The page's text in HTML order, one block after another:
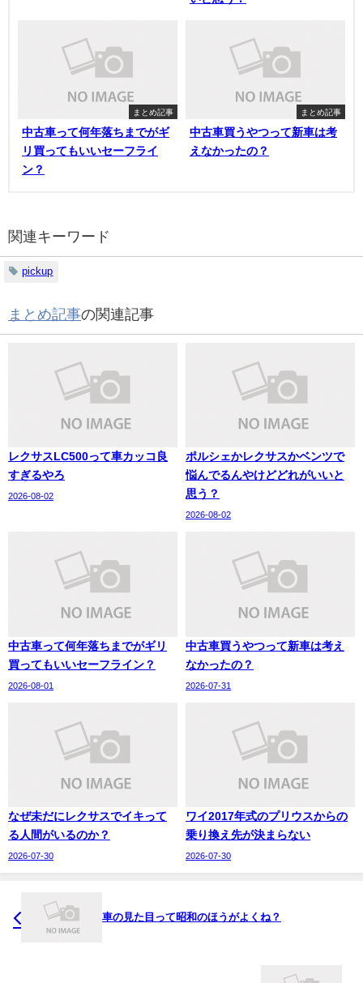
まとめ記事
中古車って何年落ちまでがギ
リ買ってもいいセーフライ
ン？
まとめ記事
中古車買うやつって新車は考
えなかったの？
関連キーワード
pickup
まとめ記事の関連記事
レクサスLC500って車カッコ良
すぎるやろ
2026-08-02
ポルシェかレクサスかベンツで
悩んでるんやけどどれがいいと
思う？
2026-08-02
中古車って何年落ちまでがギリ
買ってもいいセーフライン？
2026-08-01
中古車買うやつって新車は考え
なかったの？
2026-07-31
なぜ未だにレクサスでイキって
る人間がいるのか？
2026-07-30
ワイ2017年式のプリウスからの
乗り換え先が決まらない
2026-07-30
車の見た目って昭和のほうがよくね？